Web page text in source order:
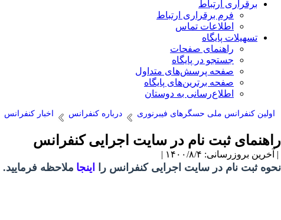
برقراری ارتباط
فرم برقراری ارتباط
اطلاعات تماس
تسهیلات پایگاه
راهنمای صفحات
جستجو در پایگاه
صفحه پرسش‌های متداول
صفحه برترین‌های پایگاه
اطلاع‌رسانی به دوستان
اولین کنفرانس ملی حسگرهای فیبرنوری درباره کنفرانس اخبار کنفرانس
راهنمای ثبت نام در سایت اجرایی کنفرانس
| آخرین بروزرسانی: ۱۴۰۰/۸/۴ |
نحوه ثبت نام در سایت اجرایی کنفرانس را اینجا ملاحظه فرمایید.